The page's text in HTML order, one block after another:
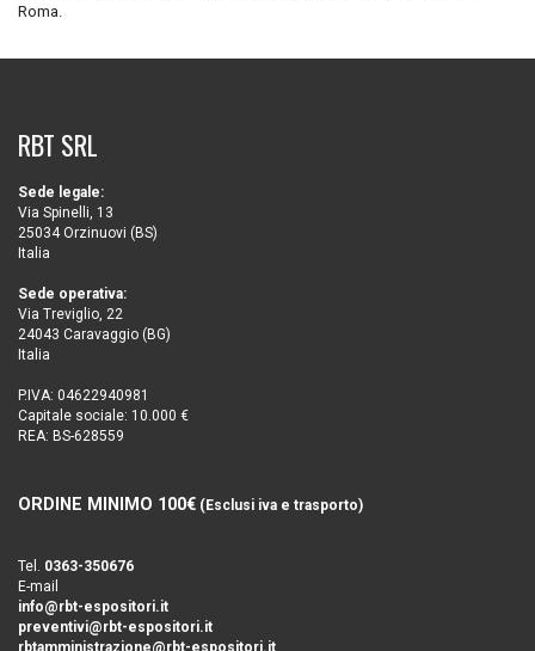
Roma.
RBT SRL
Sede legale:
Via Spinelli, 13
25034 Orzinuovi (BS)
Italia
Sede operativa:
Via Treviglio, 22
24043 Caravaggio (BG)
Italia
P.IVA: 04622940981
Capitale sociale: 10.000 €
REA: BS-628559
ORDINE MINIMO 100€ (Esclusi iva e trasporto)
Tel. 0363-350676
E-mail
info@rbt-espositori.it
preventivi@rbt-espositori.it
rbtamministrazione@rbt-espositori.it